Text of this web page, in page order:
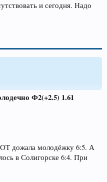
и сегодня. Надо
Ф2(+2.5) 1.61
дожала молодёжку 6:5. А
в Солигорске 6:4. При